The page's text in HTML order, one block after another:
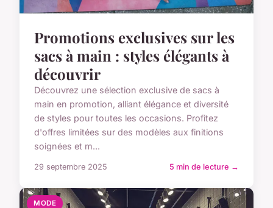
Promotions exclusives sur les
sacs à main : styles élégants à
découvrir
Découvrez une sélection exclusive de sacs à
main en promotion, alliant élégance et diversité
de styles pour toutes les occasions. Profitez
d'offres limitées sur des modèles aux finitions
soignées et m...
29 septembre 2025 5 min de lecture →
MODE